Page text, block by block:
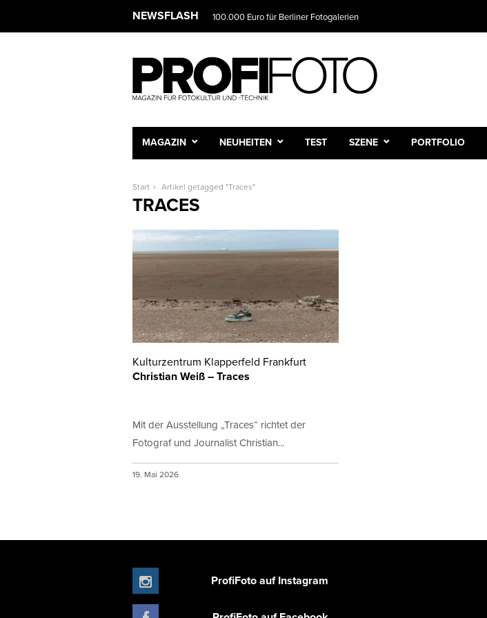
NEWSFLASH 100.000 Euro für Berliner Fotogalerien
MAGAZIN NEUHEITEN TEST SZENE PORTFOLIO
Start Artikel getagged "Traces"
TRACES
Kulturzentrum Klapperfeld Frankfurt
Christian Weiß – Traces
Mit der Ausstellung „Traces“ richtet der
Fotograf und Journalist Christian...
19. Mai 2026
ProfiFoto auf Instagram